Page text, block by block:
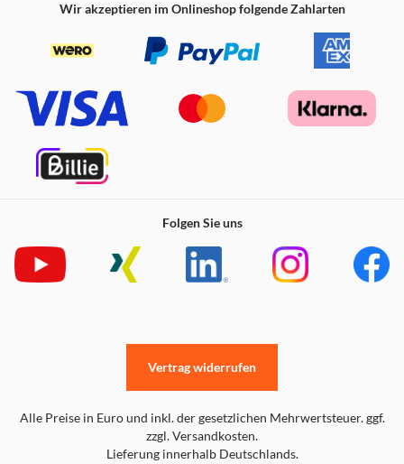
Wir akzeptieren im Onlineshop folgende Zahlarten
Folgen Sie uns
Alle Preise in Euro und inkl. der gesetzlichen Mehrwertsteuer. ggf.
zzgl. Versandkosten.
Lieferung innerhalb Deutschlands.
Vertrag widerrufen